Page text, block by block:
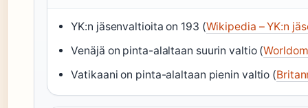
YK:n jäsenvaltioita on 193 (Wikipedia – YK:n
Venäjä on pinta-alaltaan suurin valtio (
Vatikaani on pinta-alaltaan pienin valtio (